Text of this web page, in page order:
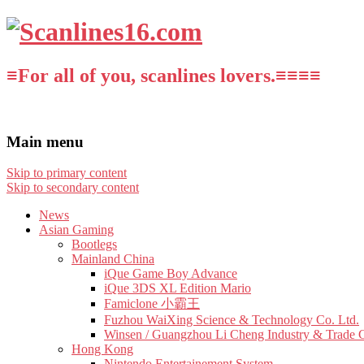
≡For all of you, scanlines lovers.≡≡≡≡
Main menu
Skip to primary content
Skip to secondary content
News
Asian Gaming
Bootlegs
Mainland China
iQue Game Boy Advance
iQue 3DS XL Edition Mario
Famiclone 小霸王
Fuzhou WaiXing Science & Technology Co. Ltd.
Winsen / Guangzhou Li Cheng Industry & Trade
Hong Kong